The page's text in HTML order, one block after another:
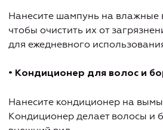
Нанесите шампунь на влажные
чтобы очистить их от
для ежедневного
• Кондиционер для волос и
Нанесите кондиционер на
Кондиционер делает волосы и